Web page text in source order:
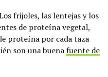
frijoles, las lentejas y los
de proteína vegetal,
proteína por cada taza
son una buenafuente de